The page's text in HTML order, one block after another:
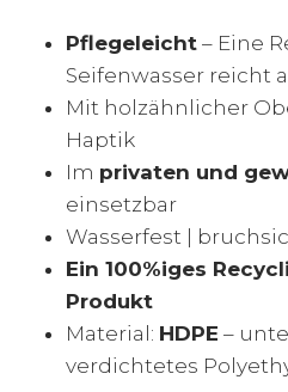
Pflegeleicht – Eine
Seifenwasser reicht
Mit holzähnlicher
Haptik
Im privaten und
einsetzbar
Wasserfest |
Ein 100%iges
Produkt
Material: HDPE –
verdichtetes